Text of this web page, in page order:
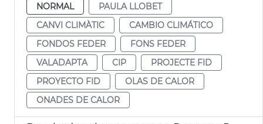
NORMAL
PAULA LLOBET
CANVI CLIMÀTIC
CAMBIO CLIMÁTICO
FONDOS FEDER
FONS FEDER
VALADAPTA
CIP
PROJECTE FID
PROYECTO FID
OLAS DE CALOR
ONADES DE CALOR